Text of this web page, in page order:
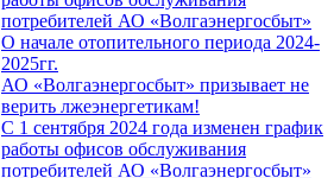
потребителей АО «Волгаэнергосбыт»
О начале отопительного периода 2024-
2025гг.
АО «Волгаэнергосбыт» призывает не
верить лжеэнергетикам!
С 1 сентября 2024 года изменен график
работы офисов обслуживания
потребителей АО «Волгаэнергосбыт»